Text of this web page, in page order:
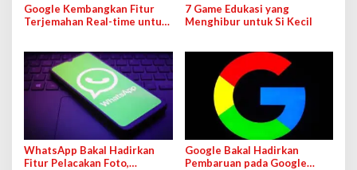
Google Kembangkan Fitur
Terjemahan Real-time untuk
7 Game Edukasi yang
Menghibur untuk Si Kecil
WhatsApp Bakal Hadirkan
Fitur Pelacakan Foto,
Google Bakal Hadirkan
Pembaruan pada Google